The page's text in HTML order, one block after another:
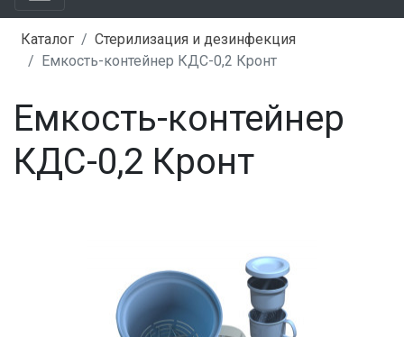
Каталог
Стерилизация и дезинфекция
Емкость-контейнер КДС-0,2 Кронт
Емкость-контейнер
КДС-0,2 Кронт